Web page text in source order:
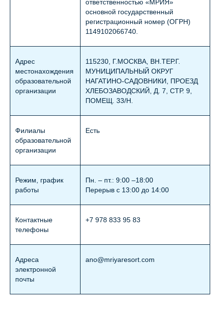
ответственностью «МРИЯ»
основной государственный
регистрационный номер (ОГРН)
1149102066740.
Адрес
местонахождения
образовательной
организации
115230, Г.МОСКВА, ВН.ТЕР.Г.
МУНИЦИПАЛЬНЫЙ ОКРУГ
НАГАТИНО-САДОВНИКИ, ПРОЕЗД
ХЛЕБОЗАВОДСКИЙ, Д. 7, СТР. 9,
ПОМЕЩ. 33/Н.
Филиалы
образовательной
организации
Есть
Режим, график
работы
Пн. – пт.: 9:00 –18:00
Перерыв с 13:00 до 14:00
Контактные
телефоны
+7 978 833 95 83
Адреса
электронной
почты
ano@mriyaresort.com